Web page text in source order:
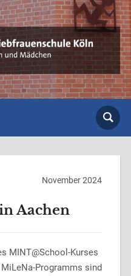
November 2024
Aachen
MINT@School-Kurses
Programms sind